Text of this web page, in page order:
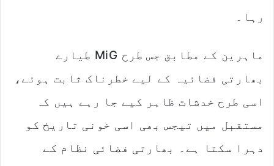
رہا۔
ماہرین کے مطابق جس طرح MiG طیارے
بھارتی فضائیہ کے لیے خطرناک ثابت ہوئے،
اسی طرح خدشات ظاہر کیے جا رہے ہیں کہ
مستقبل میں تیجس بھی اسی خونی تاریخ کو
دہرا سکتا ہے۔ بھارتی فضائی نظام کے